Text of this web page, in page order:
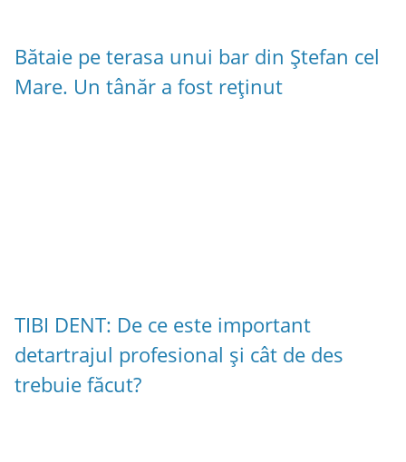
Bătaie pe terasa unui bar din Ștefan cel
Mare. Un tânăr a fost reținut
TIBI DENT: De ce este important
detartrajul profesional și cât de des
trebuie făcut?